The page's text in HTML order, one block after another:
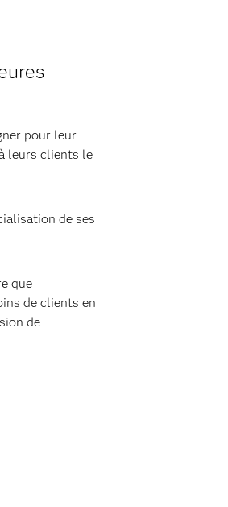
pour leur
leurs clients le
de ses
que
de clients en
de